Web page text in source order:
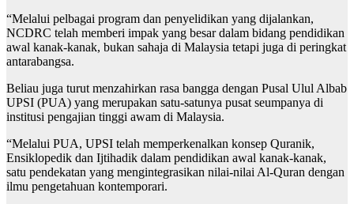
“Melalui pelbagai program dan penyelidikan yang dijalankan,
NCDRC telah memberi impak yang besar dalam bidang pendidikan
awal kanak-kanak, bukan sahaja di Malaysia tetapi juga di peringkat
antarabangsa.
Beliau juga turut menzahirkan rasa bangga dengan Pusal Ulul Albab
UPSI (PUA) yang merupakan satu-satunya pusat seumpanya di
institusi pengajian tinggi awam di Malaysia.
“Melalui PUA, UPSI telah memperkenalkan konsep Quranik,
Ensiklopedik dan Ijtihadik dalam pendidikan awal kanak-kanak,
satu pendekatan yang mengintegrasikan nilai-nilai Al-Quran dengan
ilmu pengetahuan kontemporari.